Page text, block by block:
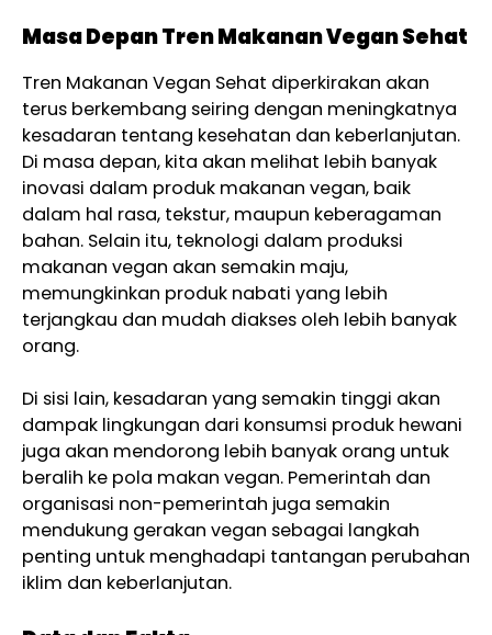
Masa Depan Tren Makanan Vegan Sehat
Tren Makanan Vegan Sehat diperkirakan akan
terus berkembang seiring dengan meningkatnya
kesadaran tentang kesehatan dan keberlanjutan.
Di masa depan, kita akan melihat lebih banyak
inovasi dalam produk makanan vegan, baik
dalam hal rasa, tekstur, maupun keberagaman
bahan. Selain itu, teknologi dalam produksi
makanan vegan akan semakin maju,
memungkinkan produk nabati yang lebih
terjangkau dan mudah diakses oleh lebih banyak
orang.
Di sisi lain, kesadaran yang semakin tinggi akan
dampak lingkungan dari konsumsi produk hewani
juga akan mendorong lebih banyak orang untuk
beralih ke pola makan vegan. Pemerintah dan
organisasi non-pemerintah juga semakin
mendukung gerakan vegan sebagai langkah
penting untuk menghadapi tantangan perubahan
iklim dan keberlanjutan.